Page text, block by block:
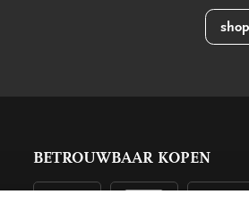
BETROUWBAAR KOPEN